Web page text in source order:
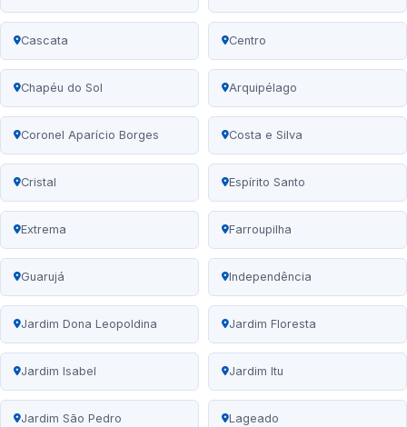
Cascata Centro
Chapéu do Sol Arquipélago
Coronel Aparício Borges Costa e Silva
Cristal Espírito Santo
Extrema Farroupilha
Guarujá Independência
Jardim Dona Leopoldina Jardim Floresta
Jardim Isabel Jardim Itu
Jardim São Pedro Lageado